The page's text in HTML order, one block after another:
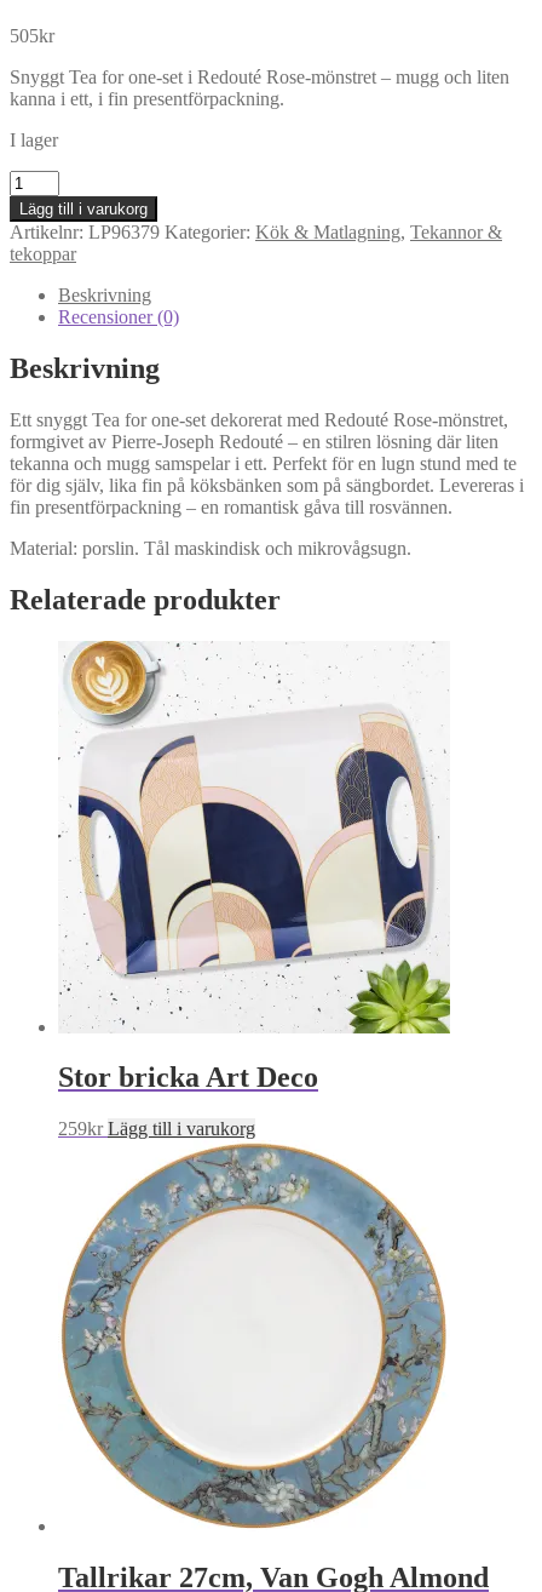
505kr
Snyggt Tea for one-set i Redouté Rose-mönstret – mugg och liten
kanna i ett, i fin presentförpackning.
I lager
Redouté
Rose
Tea
for
one
mängd
Lägg till i varukorg
Artikelnr: LP96379 Kategorier: Kök & Matlagning, Tekannor &
tekoppar
Beskrivning
Recensioner (0)
Beskrivning
Ett snyggt Tea for one-set dekorerat med Redouté Rose-mönstret,
formgivet av Pierre-Joseph Redouté – en stilren lösning där liten
tekanna och mugg samspelar i ett. Perfekt för en lugn stund med te
för dig själv, lika fin på köksbänken som på sängbordet. Levereras i
fin presentförpackning – en romantisk gåva till rosvännen.
Material: porslin. Tål maskindisk och mikrovågsugn.
Relaterade produkter
Stor bricka Art Deco
259kr Lägg till i varukorg
Tallrikar 27cm, Van Gogh Almond